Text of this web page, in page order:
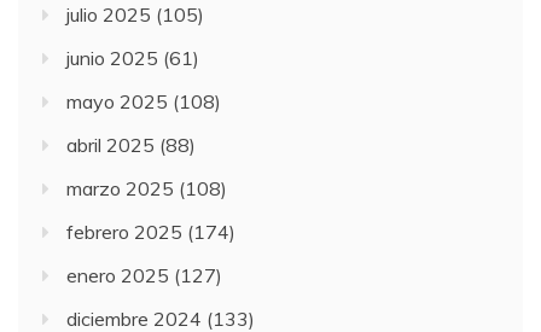
julio 2025 (105)
junio 2025 (61)
mayo 2025 (108)
abril 2025 (88)
marzo 2025 (108)
febrero 2025 (174)
enero 2025 (127)
diciembre 2024 (133)